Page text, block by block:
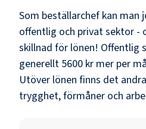
Som beställarchef kan man
offentlig och privat sektor -
skillnad för lönen! Offentlig
generellt 5600 kr mer per
Utöver lönen finns det
trygghet, förmåner och